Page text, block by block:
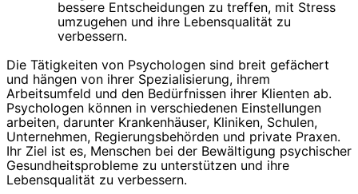
bessere Entscheidungen zu treffen, mit Stress
umzugehen und ihre Lebensqualität zu
verbessern.
Die Tätigkeiten von Psychologen sind breit gefächert
und hängen von ihrer Spezialisierung, ihrem
Arbeitsumfeld und den Bedürfnissen ihrer Klienten ab.
Psychologen können in verschiedenen Einstellungen
arbeiten, darunter Krankenhäuser, Kliniken, Schulen,
Unternehmen, Regierungsbehörden und private Praxen.
Ihr Ziel ist es, Menschen bei der Bewältigung psychischer
Gesundheitsprobleme zu unterstützen und ihre
Lebensqualität zu verbessern.